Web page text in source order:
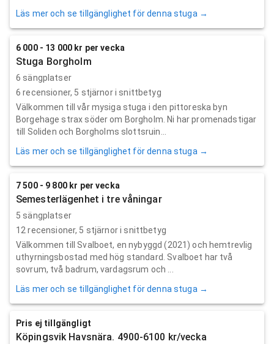
Läs mer och se tillgänglighet för denna stuga →
6 000 - 13 000 kr per vecka
Stuga Borgholm
6 sängplatser
6 recensioner, 5 stjärnor i snittbetyg
Välkommen till vår mysiga stuga i den pittoreska byn
Borgehage strax söder om Borgholm. Ni har promenadstigar
till Soliden och Borgholms slottsruin...
Läs mer och se tillgänglighet för denna stuga →
7 500 - 9 800 kr per vecka
Semesterlägenhet i tre våningar
5 sängplatser
12recensioner, 5 stjärnor i snittbetyg
Välkommen till Svalboet, en nybyggd (2021) och hemtrevlig
uthyrningsbostad med hög standard. Svalboet har två
sovrum, två badrum, vardagsrum och ...
Läs mer och se tillgänglighet för denna stuga →
Pris ej tillgängligt
Köpingsvik Havsnära. 4900-6100 kr/vecka